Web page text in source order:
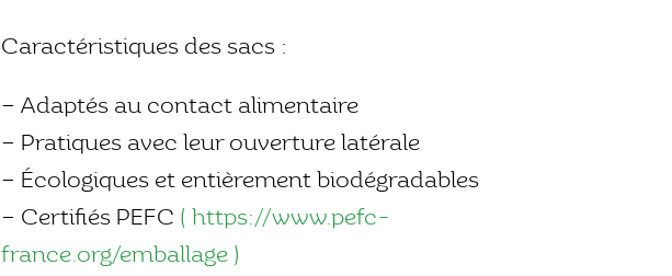
Caractéristiques des sacs :
– Adaptés au contact alimentaire
– Pratiques avec leur ouverture latérale
– Écologiques et entièrement biodégradables
– Certifiés PEFC ( https://www.pefc-
france.org/emballage )